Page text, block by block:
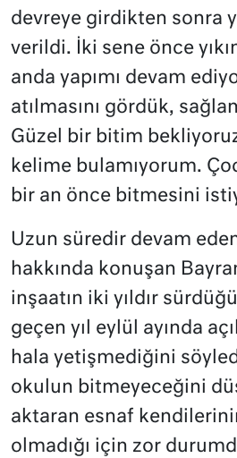
devreye girdikten sonra
verildi. İki sene önce
anda yapımı devam
atılmasını gördük,
Güzel bir bitim
kelime bulamıyorum.
bir an önce bitmesini
Uzun süredir devam
hakkında konuşan
inşaatın iki yıldır
geçen yıl eylül ayında
hala yetişmediğini
okulun bitmeyeceğini
aktaran esnaf
olmadığı için zor